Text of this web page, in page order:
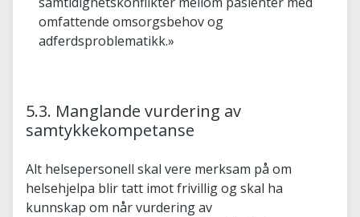
omfattende omsorgsbehov og
adferdsproblematikk.»
5.3. Manglande vurdering av
samtykkekompetanse
Alt helsepersonell skal vere merksam på om
helsehjelpa blir tatt imot frivillig og skal ha
kunnskap om når vurdering av